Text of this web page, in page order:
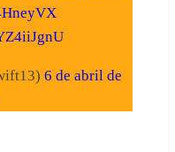
6 de abril de